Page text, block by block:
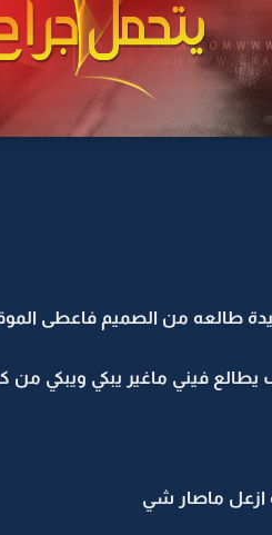
طالعه من الصميم فاعطى
فيني ماغير يبكي ويبكي من
ازعل ماصار شي